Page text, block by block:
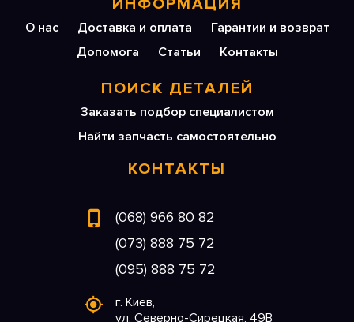
ИНФОРМАЦИЯ
О нас Доставка и оплата
Гарантии и возврат
Допомога
Статьи Контакты
ПОИСК ДЕТАЛЕЙ
Заказать подбор специалистом
Найти запчасть самостоятельно
КОНТАКТЫ
(068) 966 80 82
(073) 888 75 72
(095) 888 75 72
г. Киев,
ул. Северно-Сирецкая, 49В